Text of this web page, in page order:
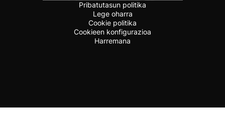
Pribatutasun politika
Lege oharra
Cookie politika
Cookieen konfigurazioa
Harremana